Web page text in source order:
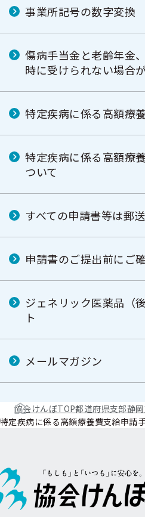
事業所記号の数字変換
傷病手当金と老齢年金
時に受けられない場合
特定疾病に係る高額療
特定疾病に係る高額療
ついて
すべての申請書等は郵
申請書のご提出前にご
ジェネリック医薬品（
ト
メールマガジン
協会けんぽTOP都道府県支部静
特定疾病に係る高額療養費支給申請